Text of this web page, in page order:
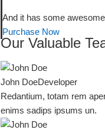
And it has some
Purchase Now
Our Valuable
John DoeDeveloper
Redantium, totam rem
enims sadips ipsums un.